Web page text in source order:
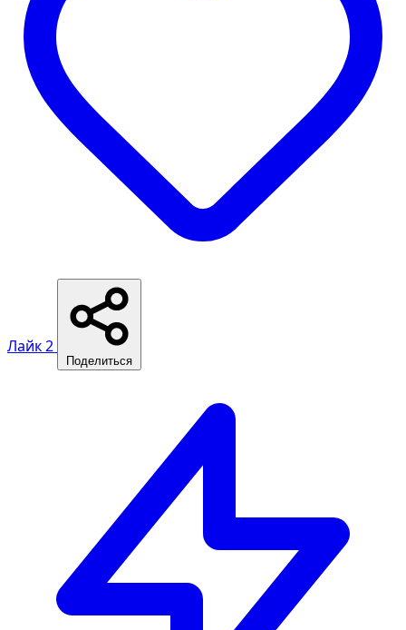
Лайк2
Поделиться